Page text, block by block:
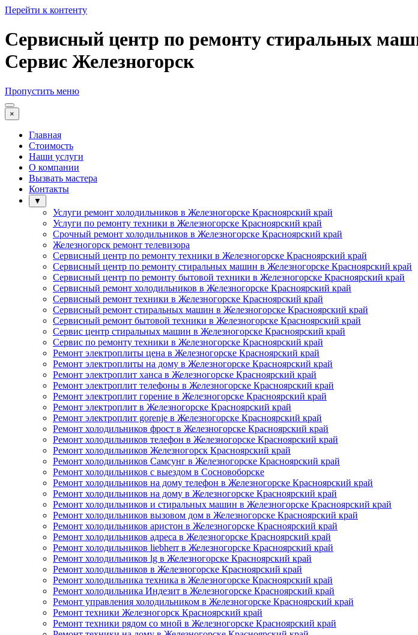
Перейти к контенту
Сервисный центр по ремонту стиральных
Сервис Железногорск
Пропустить меню
×
Главная
Стоимость
Наши услуги
О компании
Вызвать мастера
Контакты
▼
Услуги ремонт холодильников в Железногорске Красноярский край
Услуги по ремонту техники в Железногорске Красноярский край
Срочный ремонт холодильников в Железногорске Красноярский край
Железногорск ремонт телевизора
Сервисный центр по ремонту техники в Железногорске Красноярский край
Сервисный центр по ремонту стиральных машин в Железногорске Красноярский край
Сервисный центр по ремонту бытовой техники в Железногорске Красноярский край
Сервисный ремонт холодильников в Железногорске Красноярский край
Сервисный ремонт техники в Железногорске Красноярский край
Сервисный ремонт стиральных машин в Железногорске Красноярский край
Сервисный ремонт бытовой техники в Железногорске Красноярский край
Сервис центр стиральных машин в Железногорске Красноярский край
Сервис по ремонту техники в Железногорске Красноярский край
Ремонт электроплиты цена в Железногорске Красноярский край
Ремонт электроплиты на дому в Железногорске Красноярский край
Ремонт электроплит ханса в Железногорске Красноярский край
Ремонт электроплит телефоны в Железногорске Красноярский край
Ремонт электроплит горение в Железногорске Красноярский край
Ремонт электроплит в Железногорске Красноярский край
Ремонт электроплит gorenje в Железногорске Красноярский край
Ремонт холодильников фрост в Железногорске Красноярский край
Ремонт холодильников телефон в Железногорске Красноярский край
Ремонт холодильников Железногорск Красноярский край
Ремонт холодильников Самсунг в Железногорске Красноярский край
Ремонт холодильников с выездом в Сосновоборске
Ремонт холодильников на дому телефон в Железногорске Красноярский край
Ремонт холодильников на дому в Железногорске Красноярский край
Ремонт холодильников и стиральных машин в Железногорске Красноярский край
Ремонт холодильников вызовом дом в Железногорске Красноярский край
Ремонт холодильников аристон в Железногорске Красноярский край
Ремонт холодильников адреса в Железногорске Красноярский край
Ремонт холодильников liebherr в Железногорске Красноярский край
Ремонт холодильников lg в Железногорске Красноярский край
Ремонт холодильников в Железногорске Красноярский край
Ремонт холодильника техника в Железногорске Красноярский край
Ремонт холодильника Индезит в Железногорске Красноярский край
Ремонт управления холодильником в Железногорске Красноярский край
Ремонт техники Железногорск Красноярский край
Ремонт техники рядом со мной в Железногорске Красноярский край